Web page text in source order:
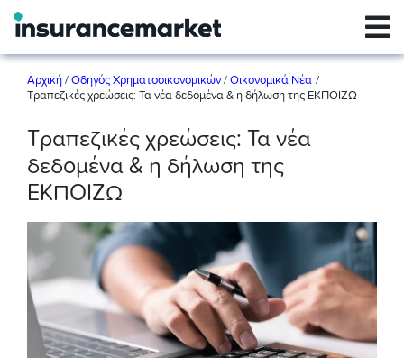
Αρχική / Οδηγός Χρηματοοικονομικών / Οικονομικά Νέα /
Τραπεζικές χρεώσεις: Τα νέα δεδομένα & η δήλωση της ΕΚΠΟΙΖΩ
Τραπεζικές χρεώσεις: Τα νέα
δεδομένα & η δήλωση της
ΕΚΠΟΙΖΩ